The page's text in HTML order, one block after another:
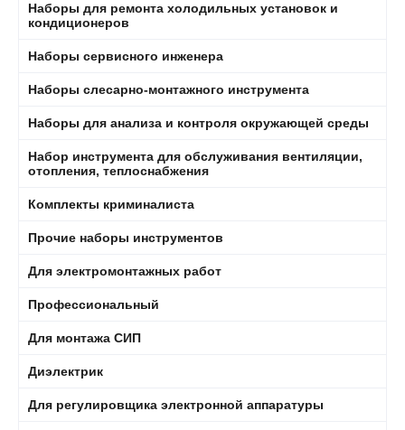
Наборы для ремонта холодильных установок и
кондиционеров
Наборы сервисного инженера
Наборы слесарно-монтажного инструмента
Наборы для анализа и контроля окружающей среды
Набор инструмента для обслуживания вентиляции,
отопления, теплоснабжения
Комплекты криминалиста
Прочие наборы инструментов
Для электромонтажных работ
Профессиональный
Для монтажа СИП
Диэлектрик
Для регулировщика электронной аппаратуры